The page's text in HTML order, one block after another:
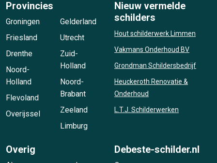
Provincies
Groningen
Friesland
Drenthe
Noord-
Holland
Flevoland
Overijssel
Gelderland
Utrecht
Zuid-
Holland
Noord-
Brabant
Zeeland
Limburg
Nieuw vermelde
schilders
Hout schilderwerk Limmen
Vakmans Onderhoud BV
Grondman Schildersbedrijf
Heuckeroth Renovatie &
Onderhoud
L.T.J. Schilderwerken
Overig Debeste-schilder.nl